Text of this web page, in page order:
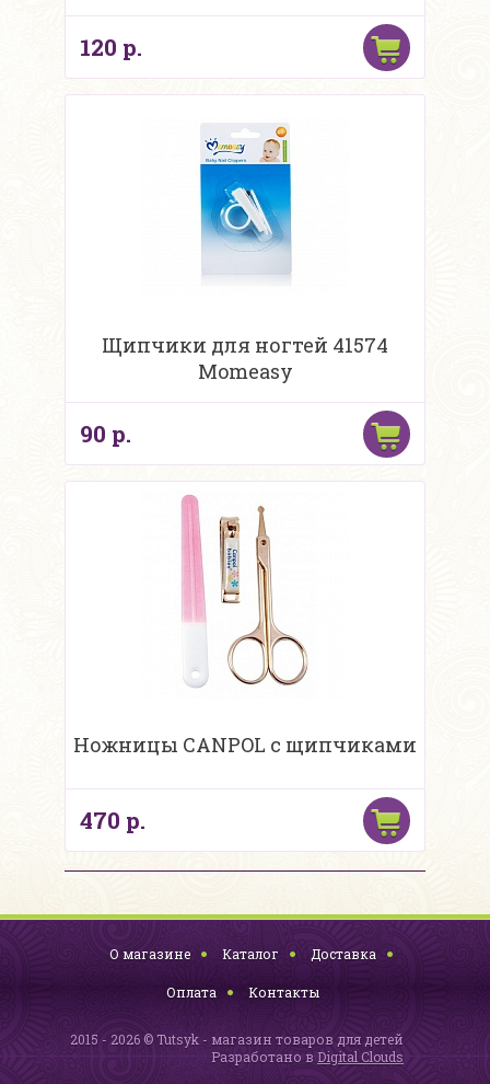
120 р.
Щипчики для ногтей 41574
Momeasy
90 р.
Ножницы CANPOL с щипчиками
470 р.
О магазине Каталог Доставка
Оплата Контакты
2015 - 2026 © Tutsyk - магазин товаров для детей
Разработано в Digital Clouds